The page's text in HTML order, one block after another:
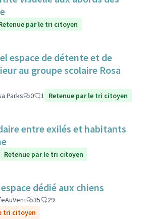
par le tri citoyen
espace de détente et de
au groupe scolaire Rosa
Parks 0 1 Retenue par le tri citoyen
entre exilés et habitants
Retenue par le tri citoyen
dédié aux chiens
35
29
tri citoyen